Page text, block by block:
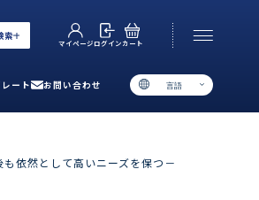
索
マイページログインカート
レート お問い合わせ 言語
17:00 土日祝除く ］
依然として高いニーズを保つ－